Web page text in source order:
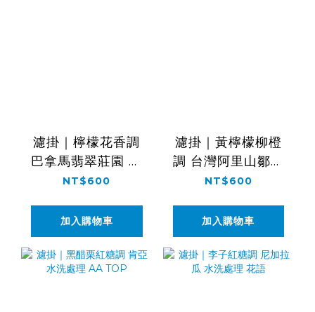
濾掛｜檸檬花香調
巴拿馬翡翠莊園 水
洗處理 藝伎
NT$600
加入購物車
濾掛｜黃檸檬柳橙
調 台灣阿里山鄒築
園 水洗處理 藝伎
NT$600
加入購物車